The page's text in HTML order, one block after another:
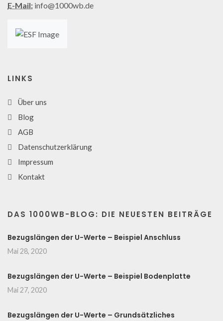
E-Mail: info@1000wb.de
LINKS
Über uns
Blog
AGB
Datenschutzerklärung
Impressum
Kontakt
DAS 1000WB-BLOG: DIE NEUESTEN BEITRÄGE
Bezugslängen der U-Werte – Beispiel Anschluss
Mai 28, 2020
Bezugslängen der U-Werte – Beispiel Bodenplatte
Mai 27, 2020
Bezugslängen der U-Werte – Grundsätzliches